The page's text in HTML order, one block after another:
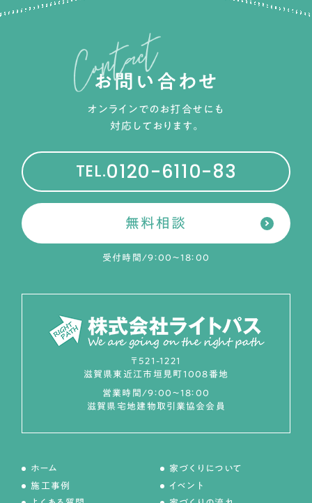
お問い合わせ
オンラインでのお打合せにも
対応しております。
TEL.0120-6110-83
無料相談
受付時間/9：00～18：00
〒521-1221
滋賀県東近江市垣見町1008番地
営業時間/9：00～18：00
滋賀県宅地建物取引業協会会員
ホーム
家づくりについて
施工事例
イベント